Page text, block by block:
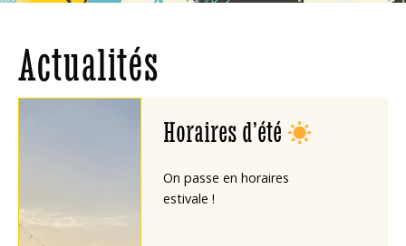
Actualités
Horaires d’été
On passe en horaires
estivale !